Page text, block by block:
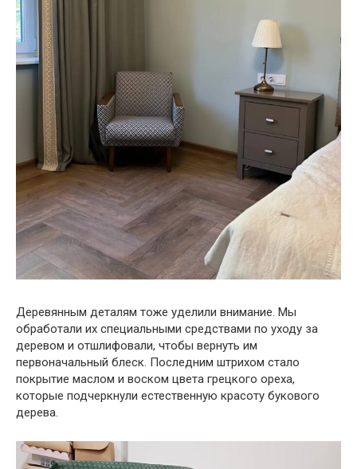
Деревянным деталям тоже уделили внимание. Мы
обработали их специальными средствами по уходу за
деревом и отшлифовали, чтобы вернуть им
первоначальный блеск. Последним штрихом стало
покрытие маслом и воском цвета грецкого ореха,
которые подчеркнули естественную красоту букового
дерева.